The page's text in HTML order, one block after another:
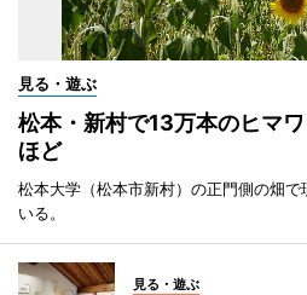
見る・遊ぶ
松本・新村で13万本のヒマ
ほど
松本大学（松本市新村）の正門側の畑
いる。
見る・遊ぶ